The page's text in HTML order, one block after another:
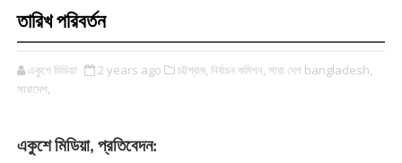
তারিখ পরিবর্তন
একুশে মিডিয়া 2 years ago চট্টগ্রাম, নির্বাচন কমিশন, সারা দেশ bangladesh,
সারাদেশ,
একুশেমিডিয়া, প্রতিবেদন: